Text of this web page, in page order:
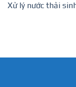
Xử lý nước thải